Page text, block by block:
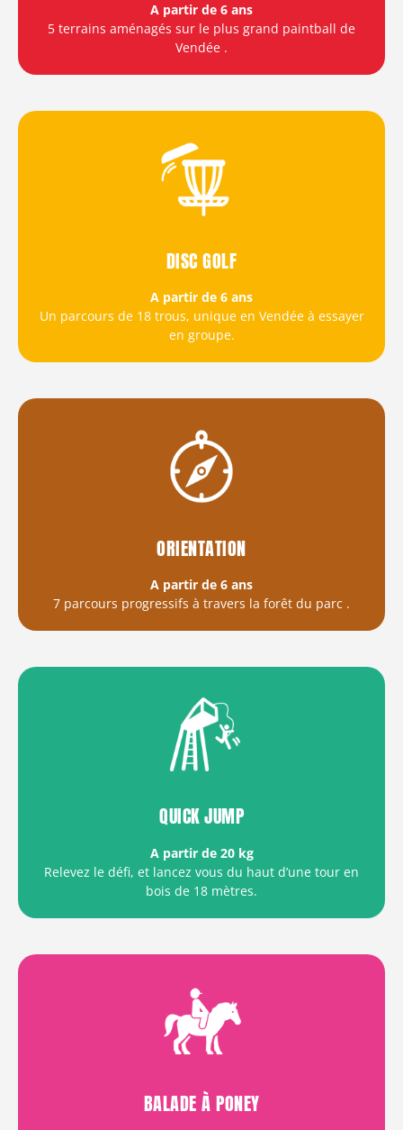
A partir de 6 ans
5 terrains aménagés sur le plus grand paintball de
Vendée .
DISC GOLF
A partir de 6 ans
Un parcours de 18 trous, unique en Vendée à essayer
en groupe.
ORIENTATION
A partir de 6 ans
7 parcours progressifs à travers la forêt du parc .
QUICK JUMP
A partir de 20 kg
Relevez le défi, et lancez vous du haut d’une tour en
bois de 18 mètres.
BALADE À PONEY